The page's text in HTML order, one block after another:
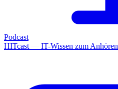
Podcast
HITcast — IT-Wissen zum Anhören